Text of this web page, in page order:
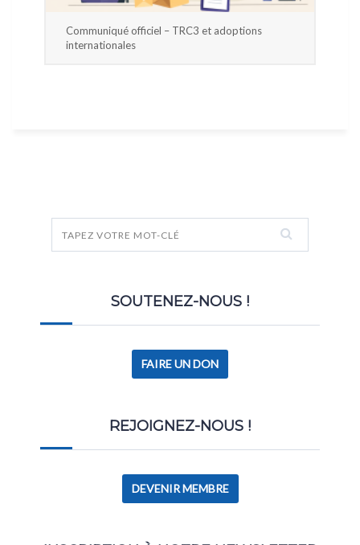
Communiqué officiel – TRC3 et adoptions
internationales
SOUTENEZ-NOUS !
FAIRE UN DON
REJOIGNEZ-NOUS !
DEVENIR MEMBRE